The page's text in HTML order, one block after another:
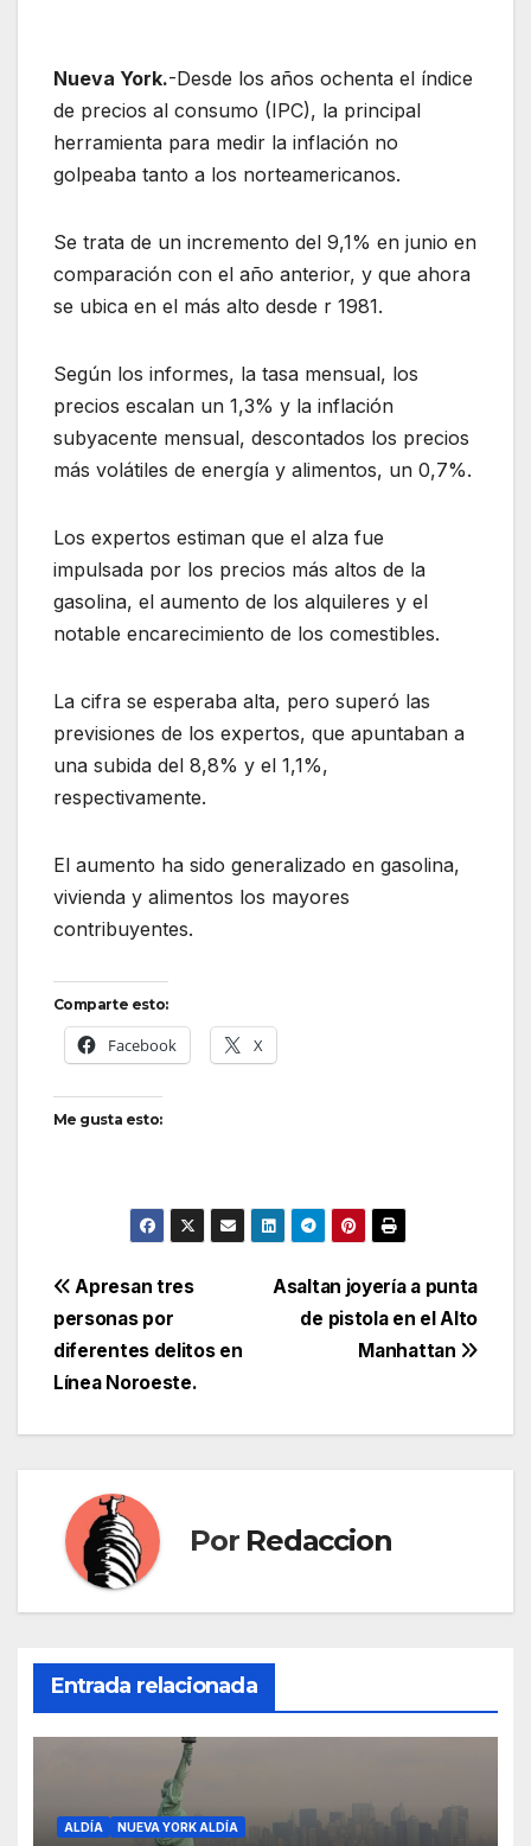
Nueva York.-Desde los años ochenta el índice
de precios al consumo (IPC), la principal
herramienta para medir la inflación no
golpeaba tanto a los norteamericanos.
Se trata de un incremento del 9,1% en junio en
comparación con el año anterior, y que ahora
se ubica en el más alto desde r 1981.
Según los informes, la tasa mensual, los
precios escalan un 1,3% y la inflación
subyacente mensual, descontados los precios
más volátiles de energía y alimentos, un 0,7%.
Los expertos estiman que el alza fue
impulsada por los precios más altos de la
gasolina, el aumento de los alquileres y el
notable encarecimiento de los comestibles.
La cifra se esperaba alta, pero superó las
previsiones de los expertos, que apuntaban a
una subida del 8,8% y el 1,1%,
respectivamente.
El aumento ha sido generalizado en gasolina,
vivienda y alimentos los mayores
contribuyentes.
Comparte esto:
Facebook X
Me gusta esto:
Navegación
de
entradas
Asaltan joyería a punta
de pistola en el Alto
Manhattan
Apresan tres
personas por
diferentes delitos en
Línea Noroeste.
Por Redaccion
Entrada relacionada
ALDÍA NUEVA YORK ALDÍA